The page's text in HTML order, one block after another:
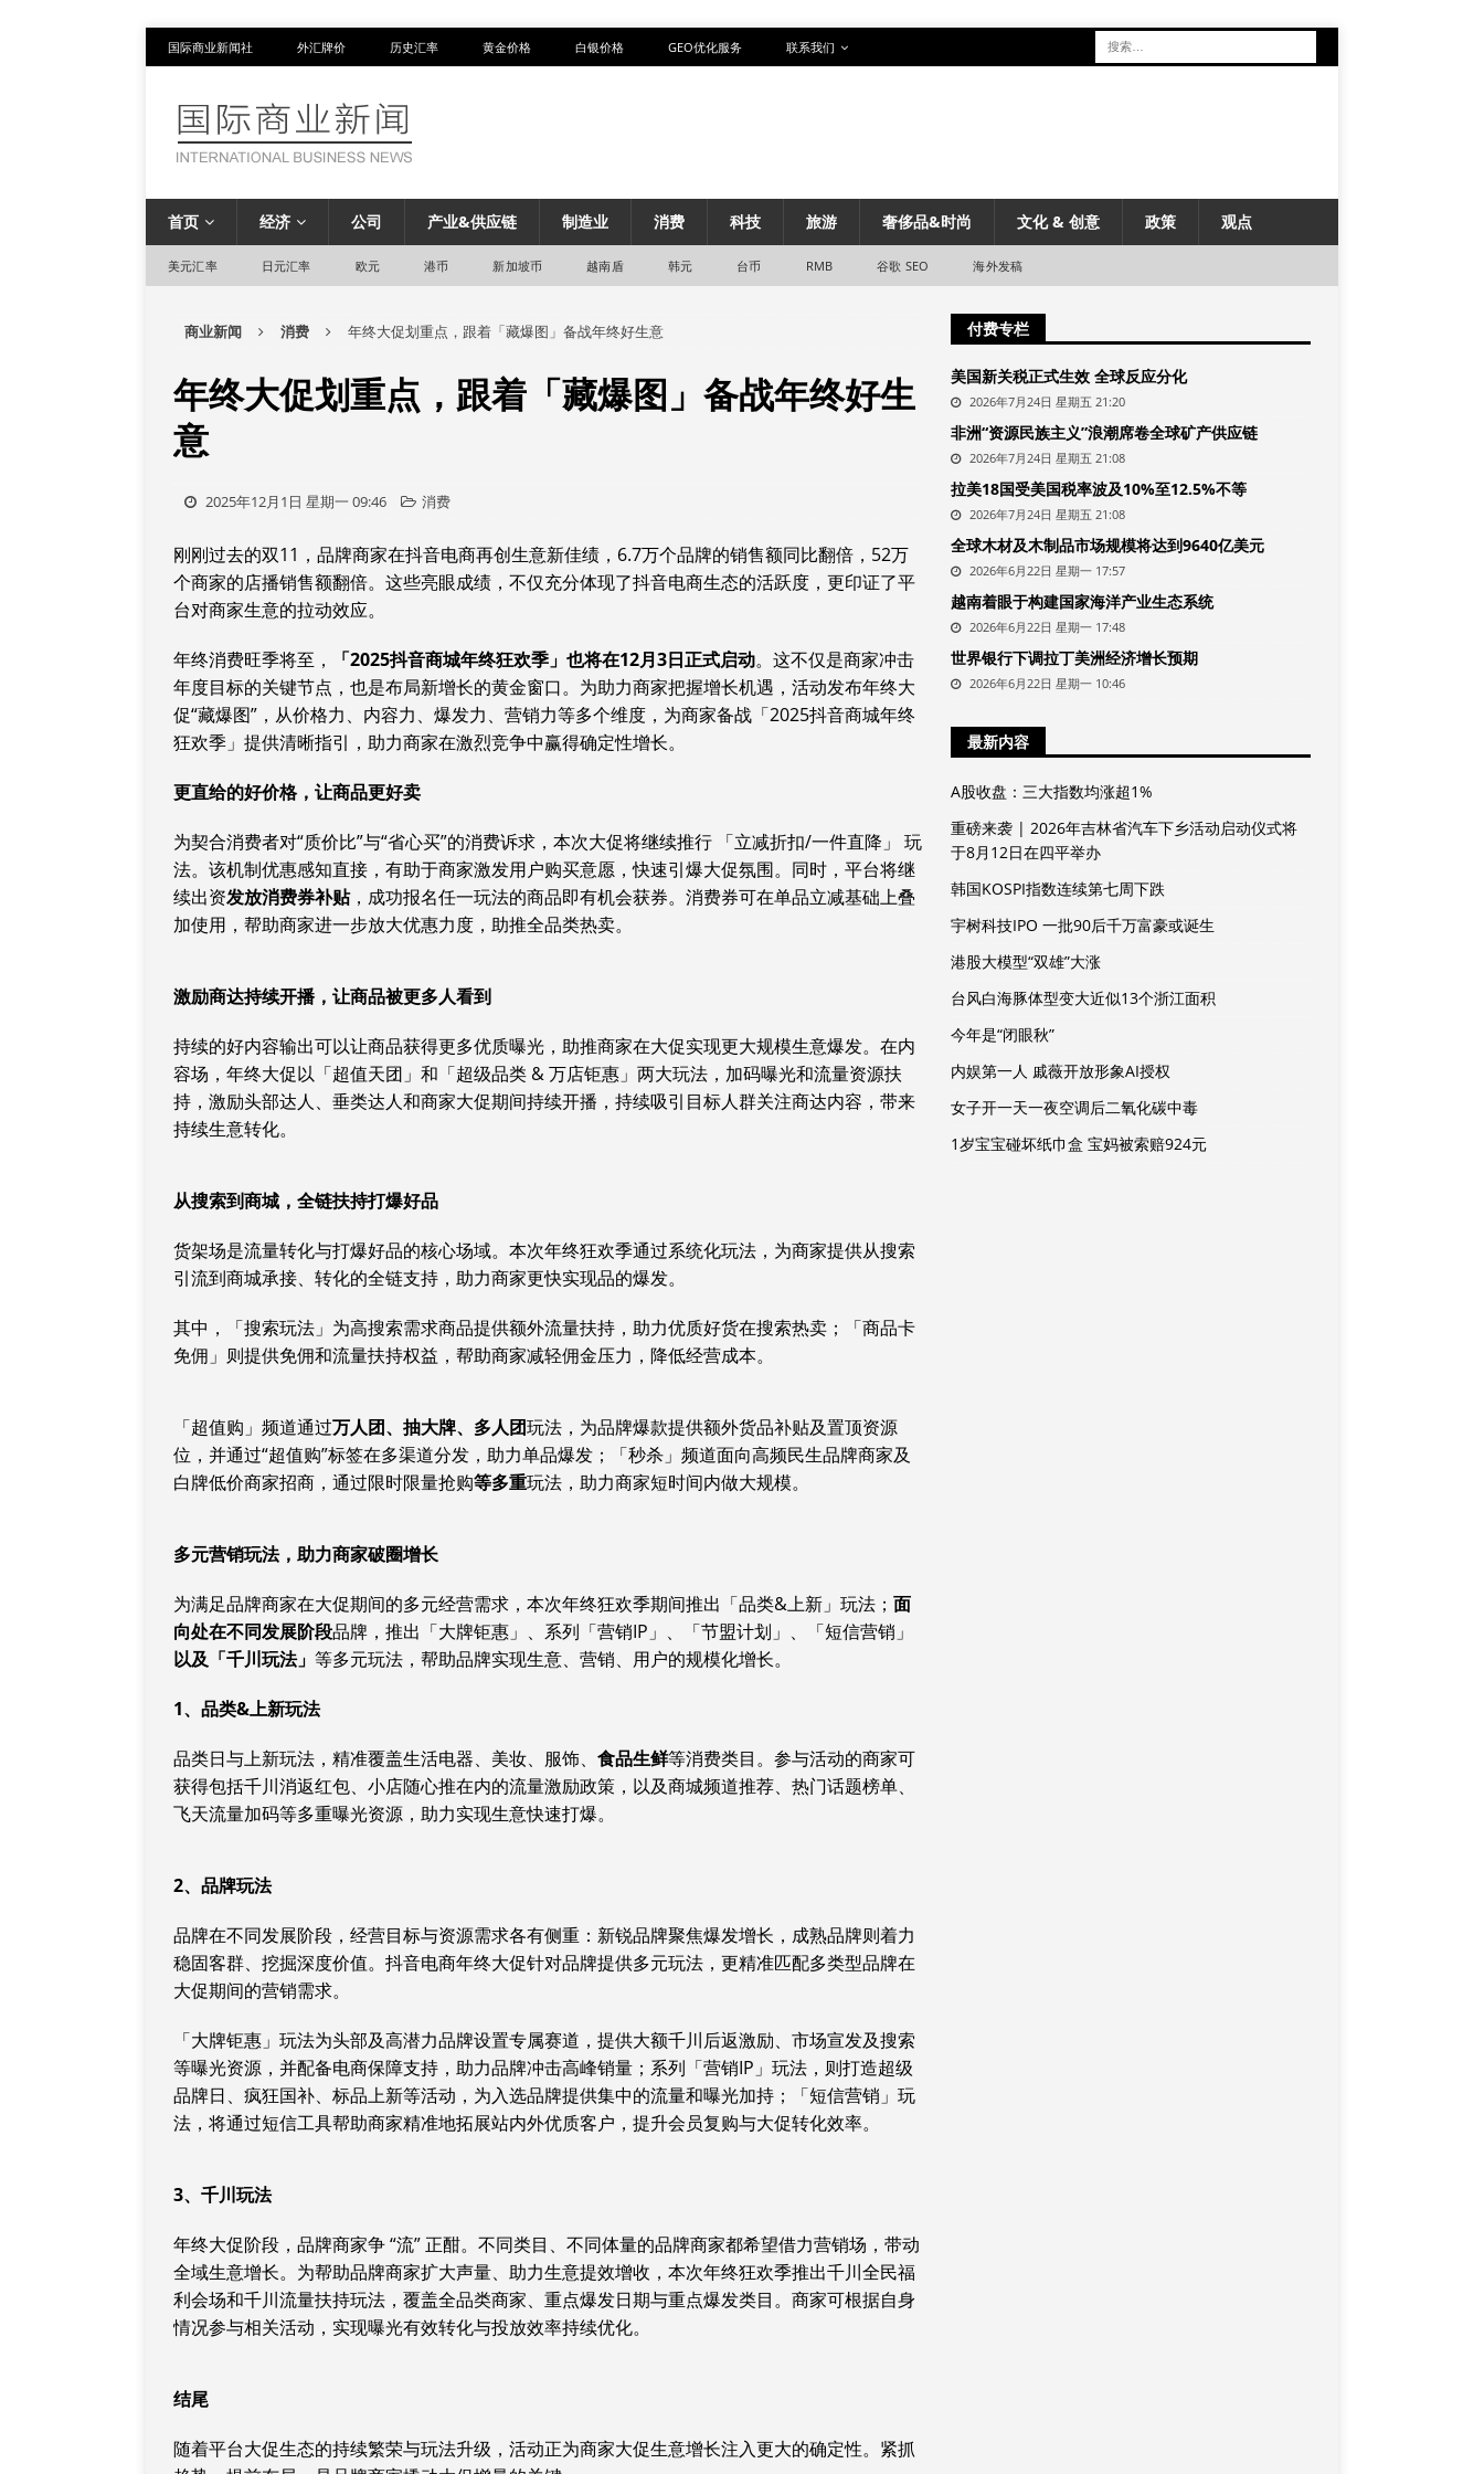
国际商业新闻社 外汇牌价 历史汇率 黄金价格 白银价格 GEO优化服务 联系我们
首页 经济 公司 产业&供应链 制造业 消费 科技 旅游 奢侈品&时尚 文化 & 创意 政策 观点
美元汇率 日元汇率 欧元 港币 新加坡币 越南盾 韩元 台币 RMB 谷歌 SEO 海外发稿
商业新闻 消费 年终大促划重点，跟着「藏爆图」备战年终好生意
年终大促划重点，跟着「藏爆图」备战年终好生
意
2025年12月1日 星期一 09:46 消费
刚刚过去的双11，品牌商家在抖音电商再创生意新佳绩，6.7万个品牌的销售额同比翻倍，52万
个商家的店播销售额翻倍。这些亮眼成绩，不仅充分体现了抖音电商生态的活跃度，更印证了平
台对商家生意的拉动效应。
年终消费旺季将至， 「2025抖音商城年终狂欢季」也将在12月3日正式启动。这不仅是商家冲击
年度目标的关键节点，也是布局新增长的黄金窗口。为助力商家把握增长机遇，活动发布年终大
促“藏爆图”，从价格力、内容力、爆发力、营销力等多个维度，为商家备战「2025抖音商城年终
狂欢季」提供清晰指引，助力商家在激烈竞争中赢得确定性增长。
更直给的好价格，让商品更好卖
为契合消费者对“质价比”与“省心买”的消费诉求，本次大促将继续推行 「立减折扣/一件直降」 玩
法。该机制优惠感知直接，有助于商家激发用户购买意愿，快速引爆大促氛围。同时，平台将继
续出资发放消费券补贴，成功报名任一玩法的商品即有机会获券。消费券可在单品立减基础上叠
加使用，帮助商家进一步放大优惠力度，助推全品类热卖。
激励商达持续开播，让商品被更多人看到
持续的好内容输出可以让商品获得更多优质曝光，助推商家在大促实现更大规模生意爆发。在内
容场，年终大促以「超值天团」和「超级品类 & 万店钜惠」两大玩法，加码曝光和流量资源扶
持，激励头部达人、垂类达人和商家大促期间持续开播，持续吸引目标人群关注商达内容，带来
持续生意转化。
从搜索到商城，全链扶持打爆好品
货架场是流量转化与打爆好品的核心场域。本次年终狂欢季通过系统化玩法，为商家提供从搜索
引流到商城承接、转化的全链支持，助力商家更快实现品的爆发。
其中，「搜索玩法」为高搜索需求商品提供额外流量扶持，助力优质好货在搜索热卖；「商品卡
免佣」则提供免佣和流量扶持权益，帮助商家减轻佣金压力，降低经营成本。
「超值购」频道通过万人团、抽大牌、多人团玩法，为品牌爆款提供额外货品补贴及置顶资源
位，并通过“超值购”标签在多渠道分发，助力单品爆发；「秒杀」频道面向高频民生品牌商家及
白牌低价商家招商，通过限时限量抢购等多重玩法，助力商家短时间内做大规模。
多元营销玩法，助力商家破圈增长
为满足品牌商家在大促期间的多元经营需求，本次年终狂欢季期间推出「品类&上新」玩法； 面
向处在不同发展阶段品牌，推出「大牌钜惠」、系列「营销IP」、「节盟计划」、「短信营销」
以及「千川玩法」 等多元玩法，帮助品牌实现生意、营销、用户的规模化增长。
1、品类&上新玩法
品类日与上新玩法，精准覆盖生活电器、美妆、服饰、 食品生鲜等消费类目。参与活动的商家可
获得包括千川消返红包、小店随心推在内的流量激励政策，以及商城频道推荐、热门话题榜单、
飞天流量加码等多重曝光资源，助力实现生意快速打爆。
2、品牌玩法
品牌在不同发展阶段，经营目标与资源需求各有侧重：新锐品牌聚焦爆发增长，成熟品牌则着力
稳固客群、挖掘深度价值。抖音电商年终大促针对品牌提供多元玩法，更精准匹配多类型品牌在
大促期间的营销需求。
「大牌钜惠」玩法为头部及高潜力品牌设置专属赛道，提供大额千川后返激励、市场宣发及搜索
等曝光资源，并配备电商保障支持，助力品牌冲击高峰销量；系列「营销IP」玩法，则打造超级
品牌日、疯狂国补、标品上新等活动，为入选品牌提供集中的流量和曝光加持；「短信营销」玩
法，将通过短信工具帮助商家精准地拓展站内外优质客户，提升会员复购与大促转化效率。
3、千川玩法
年终大促阶段，品牌商家争 “流” 正酣。不同类目、不同体量的品牌商家都希望借力营销场，带动
全域生意增长。为帮助品牌商家扩大声量、助力生意提效增收，本次年终狂欢季推出千川全民福
利会场和千川流量扶持玩法，覆盖全品类商家、重点爆发日期与重点爆发类目。商家可根据自身
情况参与相关活动，实现曝光有效转化与投放效率持续优化。
结尾
随着平台大促生态的持续繁荣与玩法升级，活动正为商家大促生意增长注入更大的确定性。紧抓
付费专栏
美国新关税正式生效 全球反应分化
2026年7月24日 星期五 21:20
非洲“资源民族主义”浪潮席卷全球矿产供应链
2026年7月24日 星期五 21:08
拉美18国受美国税率波及10%至12.5%不等
2026年7月24日 星期五 21:08
全球木材及木制品市场规模将达到9640亿美元
2026年6月22日 星期一 17:57
越南着眼于构建国家海洋产业生态系统
2026年6月22日 星期一 17:48
世界银行下调拉丁美洲经济增长预期
2026年6月22日 星期一 10:46
最新内容
A股收盘：三大指数均涨超1%
重磅来袭 | 2026年吉林省汽车下乡活动启动仪式将
于8月12日在四平举办
韩国KOSPI指数连续第七周下跌
宇树科技IPO 一批90后千万富豪或诞生
港股大模型“双雄”大涨
台风白海豚体型变大近似13个浙江面积
今年是“闭眼秋”
内娱第一人 戚薇开放形象AI授权
女子开一天一夜空调后二氧化碳中毒
1岁宝宝碰坏纸巾盒 宝妈被索赔924元